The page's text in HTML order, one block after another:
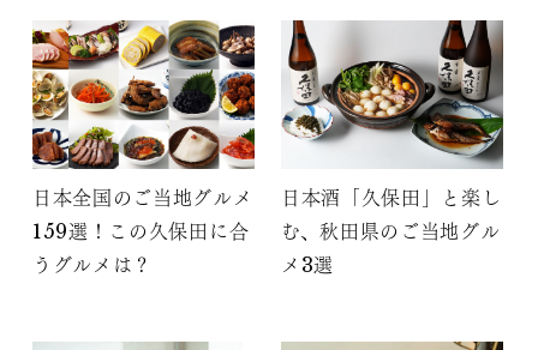
日本全国のご当地グルメ
159選！この久保田に合
うグルメは？
日本酒「久保田」と楽し
む、秋田県のご当地グル
メ3選